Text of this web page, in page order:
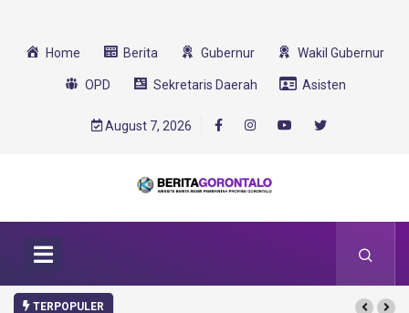
Home Berita Gubernur Wakil Gubernur
OPD Sekretaris Daerah Asisten
August 7, 2026
TERPOPULER